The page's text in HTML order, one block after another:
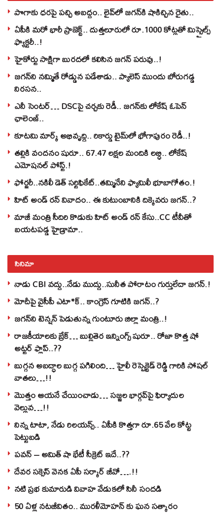
పొగాకు ధరపై పచ్చి అబద్దం.. లైవ్‌లో జగన్‌కి షాకిచ్చిన రైతు..
ఏపీకి మరో భారీ ప్రాజెక్ట్.. దుత్తలూరులో రూ.1000 కోట్లతో మిస్సైల్స్
ఫ్యాక్టరీ..!
హైకోర్టు సాక్షిగా బురదలో కలిసిన జగన్ పరువు..!
జగన్‌ని నమ్మితే రోడ్డున పడేశాడు.. ప్యాలెస్‌ ముందు బోరుగడ్డ
నిరసన..
ఎనీ సెంటర్‌… DSCపై చర్చకు రెడీ.. జగన్‌కు లోకేష్‌ ఓపెన్
ఛాలెంజ్..
కూటమి మార్క్ అభివృద్ధి.. రికార్డు టైమ్‌లో భోగాపురం రెడీ..!
తల్లికి వందనం షురూ.. 67.47 లక్షల మందికి లబ్ధి.. లోకేష్‌
ఎమోషనల్ పోస్ట్‌.!
ఫోర్జరీ..నకిలీ డెత్ సర్టిఫికేట్..తమ్మినేని ఫ్యామిలీ భూబాగోతం.!
హిట్ అండ్ రన్ వివాదం.. ఈ కుటుంబానికి దిక్కెవరు జగన్..?
మాజీ మంత్రి సీదిరి కొడుకు హిట్ అండ్ రన్ కేసు..CC టీవీతో
బయటపడ్డ హైడ్రామా..
సినిమా
నాడు CBI వద్దు..నేడు ముద్దు..సునీత పోరాటం గుర్తులేదా జగన్.!
మోదీపై వైసీపీ ఎటా*క్.. కాంగ్రెస్ గూటికి జగన్..?
జగన్‌ని టెన్షన్‌ పెడుతున్న గుంటూరు జిల్లా మంత్రి..!
రాజకీయాలకు బ్రేక్… బుల్లితెర ఇన్నింగ్స్ షురూ.. రోజా కొత్త షో
అట్టర్ ఫ్లాప్..??
బుగ్గన అబద్ధాల బుగ్గ పగిలింది… హైలీ రెస్పెక్టెడ్‌ రెడ్డి గారికి సోషల్‌
వాతలు…!!
మొత్తం ఆయనే చేయించాడు… సజ్జల భార్గవ్‌పై ఫిర్యాదుల
వెల్లువ…!!
నిన్న టాటా, నేడు రిలయన్స్.. ఏపీకి కొత్తగా రూ.65 వేల కోట్ట
పెట్టుబడి
పవన్‌ – అమిత్‌ షా భేటీ సీక్రెట్‌ ఇదే..??
దేవర సక్సెస్‌ వెనక ఏపీ సర్కార్‌ జీవో….!!
నటి ప్రభ కుమారుడి వివాహ వేడుకలో సినీ సందడి
50 ఏళ్ల నటజీవితం.. మురళీమోహన్ కు ఘన సత్కారం